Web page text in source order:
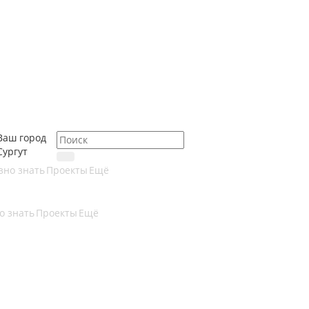
город
знатьПроекты Ещё
знатьПроекты Ещё